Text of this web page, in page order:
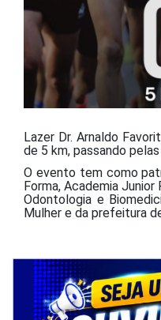
Lazer Dr. Arnaldo
de 5 km, passando
O evento tem como
Forma, Academia
Odontologia e
Mulher e da prefeitura